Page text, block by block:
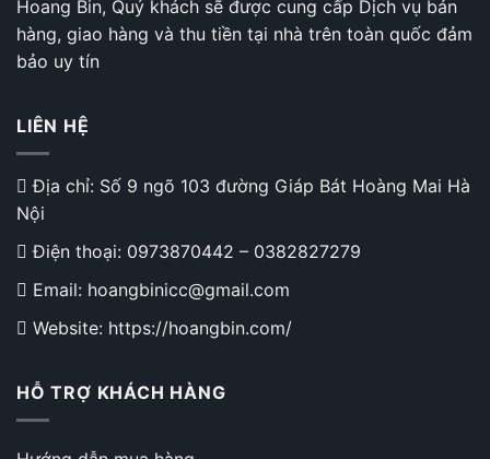
Thái
Học
Hoang Bin, Quý khách sẽ được cung cấp Dịch vụ bán
hàng, giao hàng và thu tiền tại nhà trên toàn quốc đảm
bảo uy tín
LIÊN HỆ
Địa chỉ: Số 9 ngõ 103 đường Giáp Bát Hoàng Mai Hà
Nội
Điện thoại: 0973870442 – 0382827279
Email: hoangbinicc@gmail.com
Website: https://hoangbin.com/
HỖ TRỢ KHÁCH HÀNG